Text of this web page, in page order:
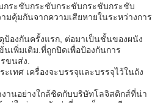
กระชับกระชับกระชับกระชับกระชับ
มคุ้มกันจากความเสียหายในระหว่างการ
องกันครั้งแรก, ต่อมาเป็นชั้นของผนัง
เพิ่มเติม.ที่ถูกปิดเพื่อป้องกันการ
ขนส่ง.
เทศ เครื่องจะบรรจุและบรรจุไว้ในถัง
งานอย่างใกล้ชิดกับบริษัทโลจิสติกส์ที่น่า